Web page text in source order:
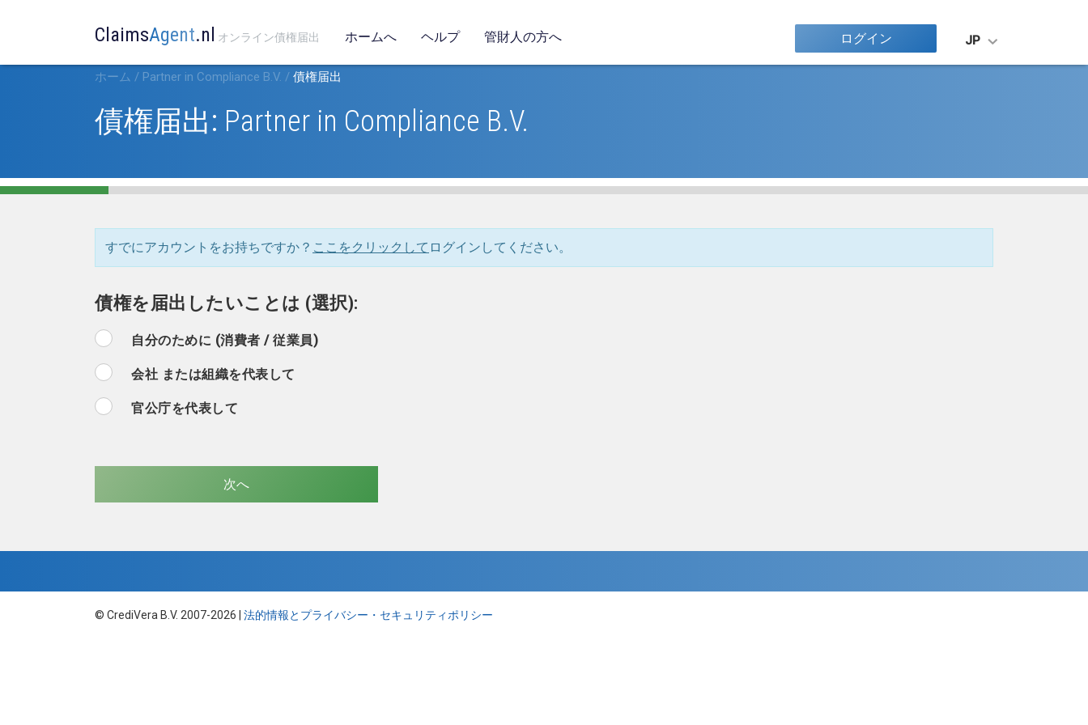
ClaimsAgent.nl オンライン債権届出 ホームへ ヘルプ 管財人の方へ ログイン JP
ホーム / Partner in Compliance B.V. / 債権届出
債権届出: Partner in Compliance B.V.
すでにアカウントをお持ちですか？ ここをクリックして ログインしてください。
債権を届出したいことは (選択):
自分のために (消費者 / 従業員)
会社 または組織を代表して
官公庁を代表して
© CrediVera B.V. 2007-2026 | 法的情報とプライバシー・セキュリティポリシー